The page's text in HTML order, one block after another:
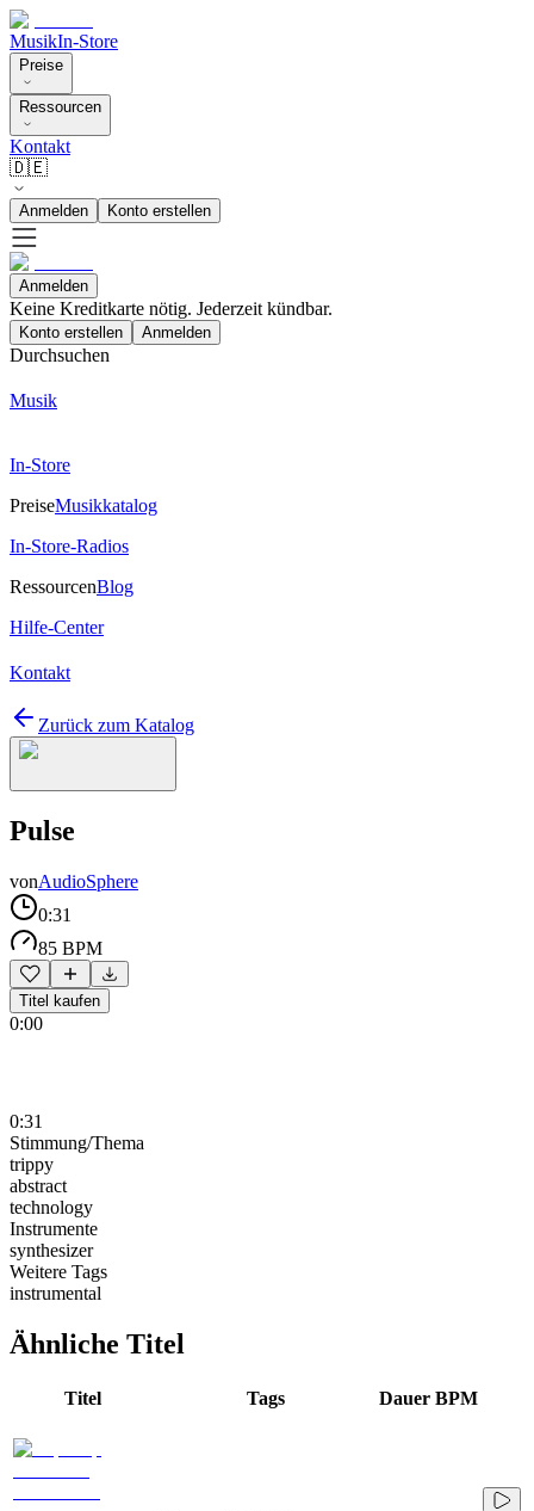
MusikIn-Store
Preise
Ressourcen
Kontakt
🇩🇪
Anmelden Konto erstellen
Anmelden
Keine Kreditkarte nötig. Jederzeit kündbar.
Konto erstellen Anmelden
Durchsuchen
Musik
In-Store
PreiseMusikkatalog
In-Store-Radios
RessourcenBlog
Hilfe-Center
Kontakt
Zurück zum Katalog
Pulse
vonAudioSphere
0:31
85 BPM
Titel kaufen
0:00
0:31
Stimmung/Thema
trippy
abstract
technology
Instrumente
synthesizer
Weitere Tags
instrumental
Ähnliche Titel
Titel Tags Dauer BPM